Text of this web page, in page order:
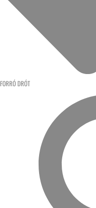
FORRÓ DRÓT